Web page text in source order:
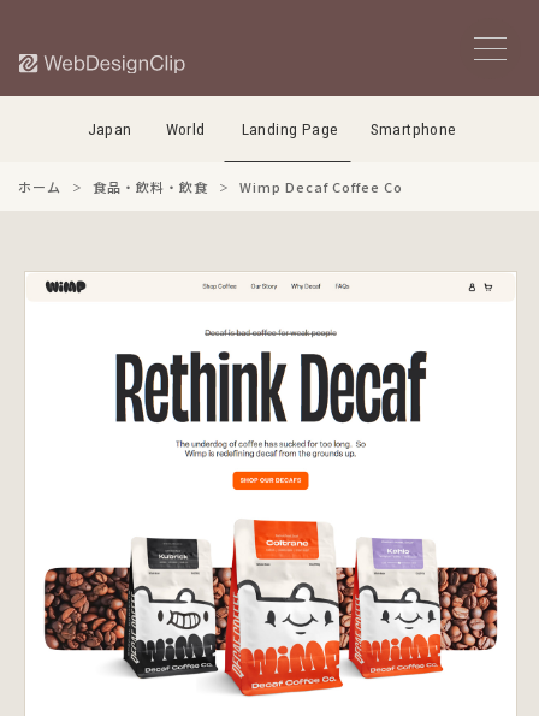
Japan World Landing Page Smartphone
ホーム 食品・飲料・飲食 Wimp Decaf Coffee Co